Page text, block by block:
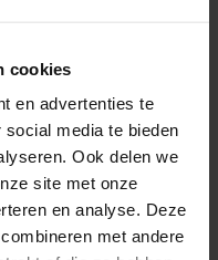
cookies
en advertenties te
media te bieden
Ook delen we
site met onze
en analyse. Deze
met andere
partijen, zorg dan
omschrijving,
Kun je niet
is geleverd, dan
en btw aftrekken
aan fraude of